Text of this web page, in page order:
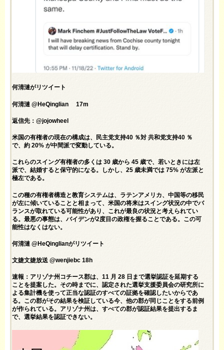
何清漣がリツイート
何清漣 @HeQinglian 17m
返信先：@jojowheel
米国の有権者の現在の構成は、民主党支持40 ％対 共和党支持40 ％
で、約 20% が中間派で変動している。
これらのスイング有権者の多くは 30 歳から 45 歳で、若いときには左
派で、結婚すると保守的になる。しかし、25 歳未満では 75% が左派と
極左である。
この種の有権者構造と教育システムは、ラテンアメリカ、中国等の移民
が左に傾いていることと相まって、米国の将来はスイング状況の中でバ
ランスが取れている可能性があり、これが最良の状況と考えられてい
る。最悪の事態は、バイデンが2度目の政権を握ることである。この可
能性はなくはない。
何清漣 @HeQinglianがリツイート
文婕文婕放送 @wenjiebc 18h
速報：アリゾナ州コチース郡は、11 月 28 日まで選挙認証を延期する
ことを提案した。その時までに、認定された選挙支援委員会の研究所に
よる集計機を使って正当な認証のすべての証拠を確認したいからであ
る。この郡がその結果を検証している今、他の郡が同じことをする前例
が作られている。アリゾナ州は、すべての郡が認証結果を提出するま
で、選挙結果を認証できない。